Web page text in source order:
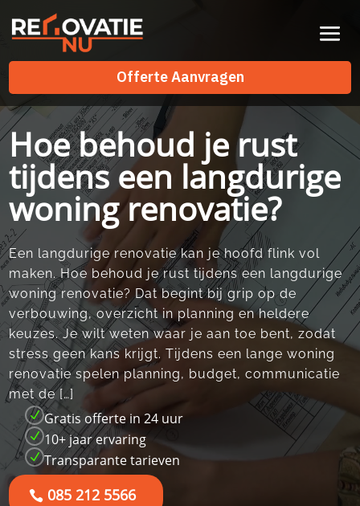
Offerte Aanvragen
Offerte Aanvragen
Hoe behoud je rust
tijdens een langdurige
woning renovatie?
Een langdurige renovatie kan je hoofd flink vol
maken.​ Hoe behoud je rust tijdens een langdurige
woning renovatie? Dat begint bij grip op de
verbouwing, overzicht in planning en heldere
keuzes.​ Je wilt weten waar je aan toe bent, zodat
stress geen kans krijgt.​ Tijdens een lange woning
renovatie spelen planning, budget, communicatie
met de […]
N Gratis offerte in 24 uur
N 10+ jaar ervaring
N Transparante tarieven
085 212 5566